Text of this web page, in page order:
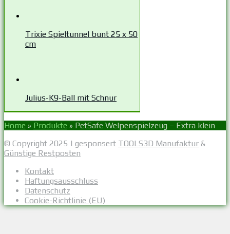
Trixie Spieltunnel bunt 25 x 50
cm
Julius-K9-Ball mit Schnur
Home » Produkte » PetSafe Welpenspielzeug – Extra klein
© Copyright 2025 | gesponsert TOOLS3D Manufaktur &
Günstige Restposten
Kontakt
Haftungsausschluss
Datenschutz
Cookie-Richtlinie (EU)